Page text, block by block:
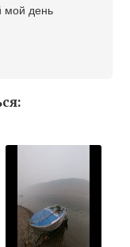
мой день